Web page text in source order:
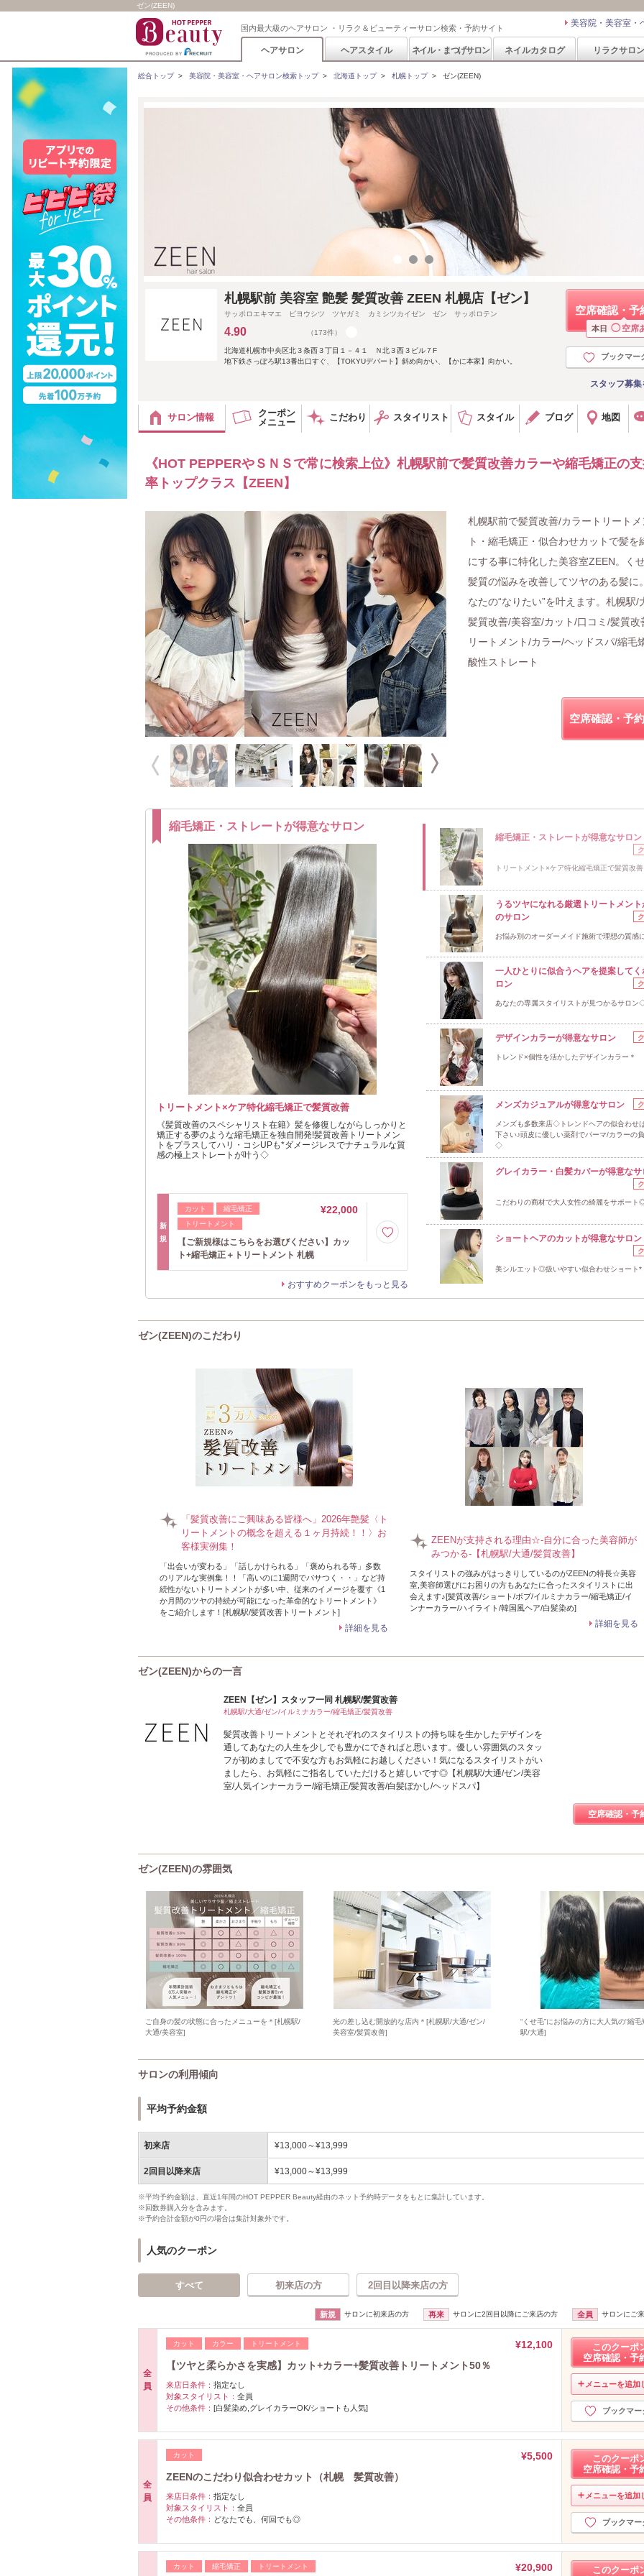
ゼン(ZEEN)
国内最大級のヘアサロン ・リラク＆ビューティーサロン検索・予約サイト 美容院・美容室・
ヘアサロン ヘアスタイル ネイル・まつげサロン ネイルカタログ リラクサロン
総合トップ> 美容院・美容室・ヘアサロン検索トップ> 北海道トップ> 札幌トップ> ゼン(ZEEN)
空席確認・予
本日 ◯ 空席
ブックマー
スタッフ募
札幌駅前 美容室 艶髪 髪質改善 ZEEN 札幌店【ゼン】
サッポロエキマエ ビヨウシツ ツヤガミ カミシツカイゼン ゼン サッポロテン
4.90 （173件）
北海道札幌市中央区北３条西３丁目１－４１ Ｎ北３西３ビル７F
地下鉄さっぽろ駅13番出口すぐ、【TOKYUデパート】斜め向かい、【かに本家】向かい。
サロン情報
クーポン
メニュー
こだわり スタイリスト スタイル ブログ 地図
《HOT PEPPERやＳＮＳで常に検索上位》札幌駅前で髪質改善カラーや縮毛矯正の
率トップクラス【ZEEN】
札幌駅前で髪質改善/カラートリートメ
ト・縮毛矯正・似合わせカットで髪を
にする事に特化した美容室ZEEN。く
髪質の悩みを改善してツヤのある髪に
なたの“なりたい”を叶えます。札幌駅/
髪質改善/美容室/カット/口コミ/髪質改
リートメント/カラー/ヘッドスパ/縮毛
酸性ストレート
空席確認・予
縮毛矯正・ストレートが得意なサロン
トリートメント×ケア特化縮毛矯正で髪質改善
《髪質改善のスペシャリスト在籍》髪を修復しながらしっかりと
矯正する夢のような縮毛矯正を独自開発!髪質改善トリートメン
トをプラスしてハリ・コシUPも*ダメージレスでナチュラルな質
感の極上ストレートが叶う◇
新
規
カット
縮毛矯正
トリートメント
¥22,000
【ご新規様はこちらをお選びください】カッ
ト+縮毛矯正＋トリートメント 札幌
おすすめクーポンをもっと見る
縮毛矯正・ストレートが得意なサロン
トリートメント×ケア特化縮毛矯正で髪質改善
うるツヤになれる厳選トリートメント
のサロン
お悩み別のオーダーメイド施術で理想の質感
一人ひとりに似合うヘアを提案してく
ロン
あなたの専属スタイリストが見つかるサロン
デザインカラーが得意なサロン
トレンド×個性を活かしたデザインカラー＊
メンズカジュアルが得意なサロン
メンズも多数来店◇トレンドヘアの似合わせ
下さい♪頭皮に優しい薬剤でパーマ/カラーの
◇
グレイカラー・白髪カバーが得意なサ
こだわりの商材で大人女性の綺麗をサポート
ショートヘアのカットが得意なサロン
美シルエット◎扱いやすい似合わせショート*
ゼン(ZEEN)のこだわり
「髪質改善にご興味ある皆様へ」2026年艶髪〈ト
リートメントの概念を超える１ヶ月持続！！〉お
客様実例集！
「出会いが変わる」「話しかけられる」「褒められる等」多数
のリアルな実例集！！「高いのに1週間でパサつく・・」など持
続性がないトリートメントが多い中、従来のイメージを覆す《1
か月間のツヤの持続が可能になった革命的なトリートメント》
をご紹介します！[札幌駅/髪質改善トリートメント]
詳細を見る
ZEENが支持される理由☆-自分に合った美容師が
みつかる-【札幌駅/大通/髪質改善】
スタイリストの強みがはっきりしているのがZEENの特長☆美容
室,美容師選びにお困りの方もあなたに合ったスタイリストに出
会えます♪[髪質改善/ショート/ボブ/イルミナカラー/縮毛矯正/イ
ンナーカラー/ハイライト/韓国風ヘア/白髪染め]
詳細を見る
ゼン(ZEEN)からの一言
ZEEN【ゼン】スタッフ一同 札幌駅/髪質改善
札幌駅/大通/ゼン/イルミナカラー/縮毛矯正/髪質改善
髪質改善トリートメントとそれぞれのスタイリストの持ち味を生かしたデザインを
通してあなたの人生を少しでも豊かにできればと思います。優しい雰囲気のスタッ
フが初めましてで不安な方もお気軽にお越しください！気になるスタイリストがい
ましたら、お気軽にご指名していただけると嬉しいです◎【札幌駅/大通/ゼン/美容
室/人気インナーカラー/縮毛矯正/髪質改善/白髪ぼかし/ヘッドスパ】
空席確認・予
ゼン(ZEEN)の雰囲気
ご自身の髪の状態に合ったメニューを＊[札幌駅/
大通/美容室]
光の差し込む開放的な店内＊[札幌駅/大通/ゼン/
美容室/髪質改善]
“くせ毛”にお悩みの方に大人気の“縮毛
駅/大通]
サロンの利用傾向
平均予約金額
初来店 ¥13,000～¥13,999
2回目以降来店 ¥13,000～¥13,999
※平均予約金額は、直近1年間のHOT PEPPER Beauty経由のネット予約時データをもとに集計しています。
※回数券購入分を含みます。
※予約合計金額が0円の場合は集計対象外です。
人気のクーポン
すべて 初来店の方 2回目以降来店の方
新規 サロンに初来店の方 再来 サロンに2回目以降にご来店の方 全員 サロンにご
全
員
カット カラー トリートメント
¥12,100
【ツヤと柔らかさを実感】カット+カラー+髪質改善トリートメント50％
来店日条件： 指定なし
対象スタイリスト： 全員
その他条件： [白髪染め,グレイカラーOK/ショートも人気]
このクーポ
空席確認・予
メニューを追加
ブックマー
全
員
カット
¥5,500
ZEENのこだわり似合わせカット（札幌 髪質改善）
来店日条件： 指定なし
対象スタイリスト： 全員
その他条件： どなたでも、何回でも◎
このクーポ
空席確認・予
メニューを追加
ブックマー
カット 縮毛矯正 トリートメント ¥20,900
このクーポ